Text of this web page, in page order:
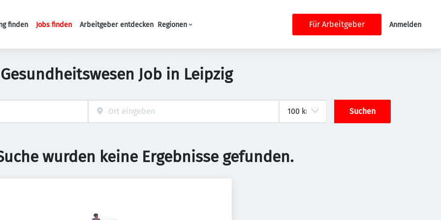
Haupt-Navigation
finden Jobs finden Arbeitgeber entdecken Regionen Für Arbeitgeber Anmelden
Job in Leipzig
Suchen
wurden keine Ergebnisse gefunden.